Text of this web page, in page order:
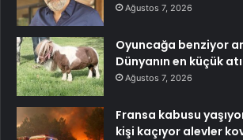
Ağustos 7, 2026
Oyuncağa benziyor
Dünyanın en küçük
Ağustos 7, 2026
Fransa kabusu
kişi kaçıyor alevler